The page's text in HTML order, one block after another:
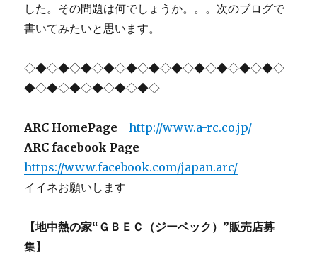
した。その問題は何でしょうか。。。次のブログで
書いてみたいと思います。
◇◆◇◆◇◆◇◆◇◆◇◆◇◆◇◆◇◆◇◆◇◆◇
◆◇◆◇◆◇◆◇◆◇◆◇
ARC HomePage
http://www.a-rc.co.jp/
ARC facebook Page
https://www.facebook.com/japan.arc/
イイネお願いします
【地中熱の家“ＧＢＥＣ（ジーベック）”販売店募
集】